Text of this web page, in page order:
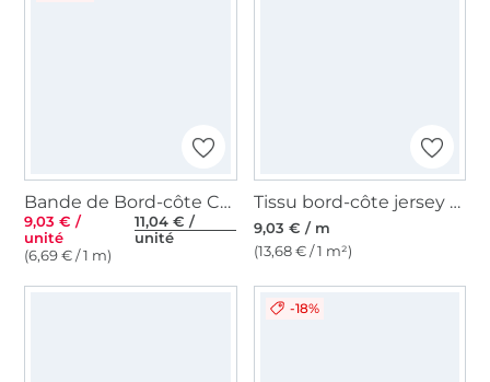
Bande de Bord-côte Cuff Uni Poppy, bleu marine
9,03 € /
unité
11,04 € /
unité
(6,69 € / 1 m)
Tissu bord-côte jersey tubulaire lisse, jaune miel
9,03 € / m
(13,68 € / 1 m²)
-18%